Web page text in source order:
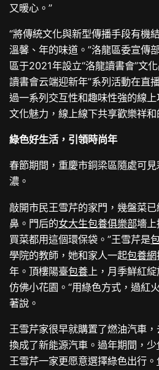
又暖心。”
“將傳統文化與新型傳播手段有機
溫馨、年的味道。”洛龍區委宣傳
區于2021年設立“洛龍讀書會”文
讀書會云端迎新年”系列活動在直
過一系列交互性和趣味性強的線
文化魅力，線上線下共享歡樂祥和
綠色好生活，引領時尚年
春節期間，重慶市銅梁區隨處可
濃。
敲開市民王雪芹的家門，幾盤菜
鼻。門后的女大生包養俱樂部墻上
買菜都用這個環保袋。”王雪芹是
學院的教師，她和家人一起包養網
年。頂樓陽臺包養 上，月季鮮紅
仿佛小花園。“用綠色方式，過紅
著說。
王雪芹家很早就購置了燃油汽車
換成了新能源汽車。過年期間，少
王雪芹一家更愿意選擇綠色出行。